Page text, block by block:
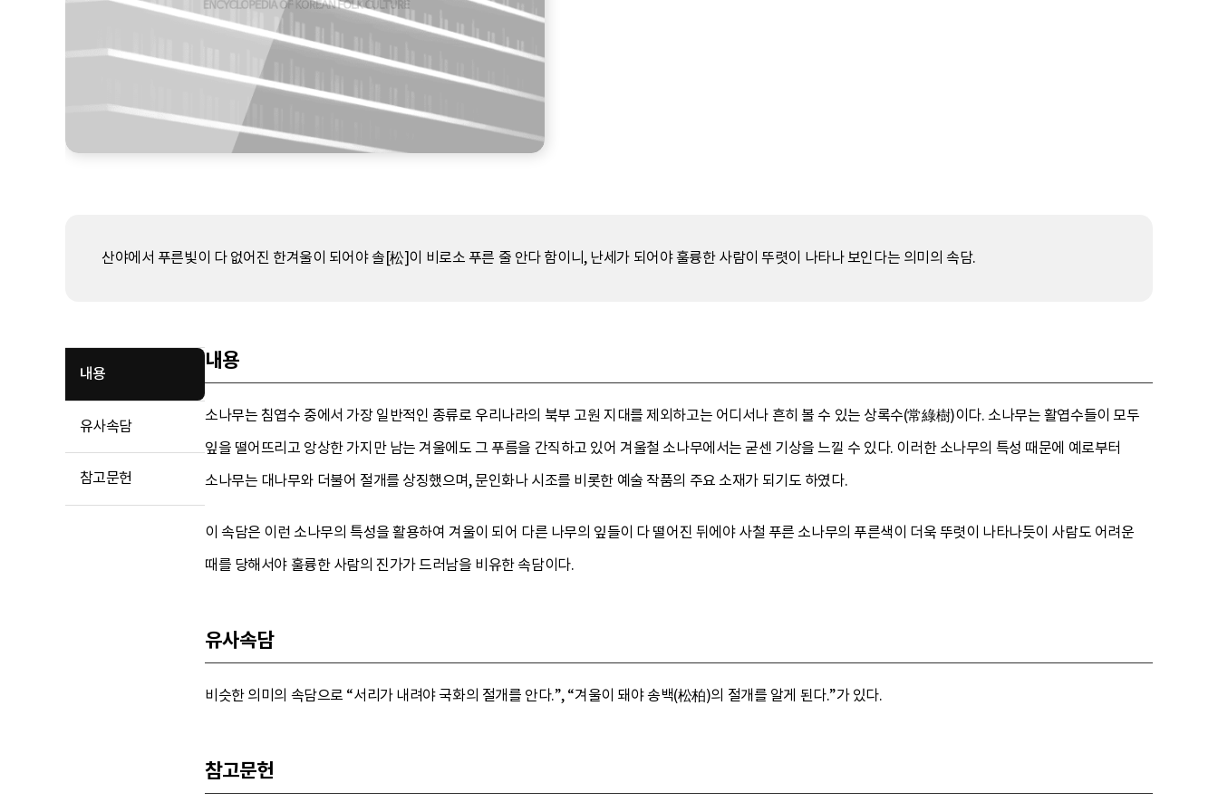
산야에서 푸른빛이 다 없어진 한겨울이 되어야 솔[松]이 비로소 푸른 줄 안다 함이니, 난세가 되어야 훌륭한 사람이 뚜렷이 나타나 보인다는 의미의 속담.
내용
유사속담
참고문헌
내용
소나무는 침엽수 중에서 가장 일반적인 종류로 우리나라의 북부 고원 지대를 제외하고는 어디서나 흔히 볼 수 있는 상록수(常綠樹)이다. 소나무는 활엽수들이 모두
잎을 떨어뜨리고 앙상한 가지만 남는 겨울에도 그 푸름을 간직하고 있어 겨울철 소나무에서는 굳센 기상을 느낄 수 있다. 이러한 소나무의 특성 때문에 예로부터
소나무는 대나무와 더불어 절개를 상징했으며, 문인화나 시조를 비롯한 예술 작품의 주요 소재가 되기도 하였다.
이 속담은 이런 소나무의 특성을 활용하여 겨울이 되어 다른 나무의 잎들이 다 떨어진 뒤에야 사철 푸른 소나무의 푸른색이 더욱 뚜렷이 나타나듯이 사람도 어려운
때를 당해서야 훌륭한 사람의 진가가 드러남을 비유한 속담이다.
유사속담
비슷한 의미의 속담으로 “서리가 내려야 국화의 절개를 안다.”, “겨울이 돼야 송백(松柏)의 절개를 알게 된다.”가 있다.
참고문헌